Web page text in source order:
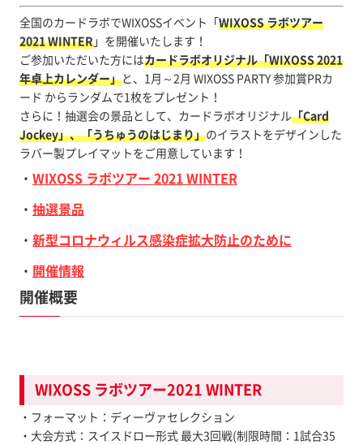
全国のカードラボでWIXOSSイベント「WIXOSS ラボツアー
2021 WINTER」を開催いたします！
ご参加いただいた方にはカードラボオリジナル「WIXOSS 2021
年卓上カレンダー」と、1月～2月 WIXOSS PARTY 参加賞PRカ
ード からランダムで1枚をプレゼント！
さらに！抽選会の景品として、カードラボオリジナル「Card
Jockey」、「うちゅうのはじまり」のイラストをデザインした
ラバー製プレイマットをご用意しています！
・ WIXOSS ラボツアー 2021 WINTER
・ 抽選景品
・ 新型コロナウィルス感染症拡大防止のために
・ 開催情報
開催概要
WIXOSS ラボツアー2021 WINTER
・フォーマット：ディーヴァセレクション
・大会方式：スイスドロー形式 最大3回戦(制限時間：1試合35